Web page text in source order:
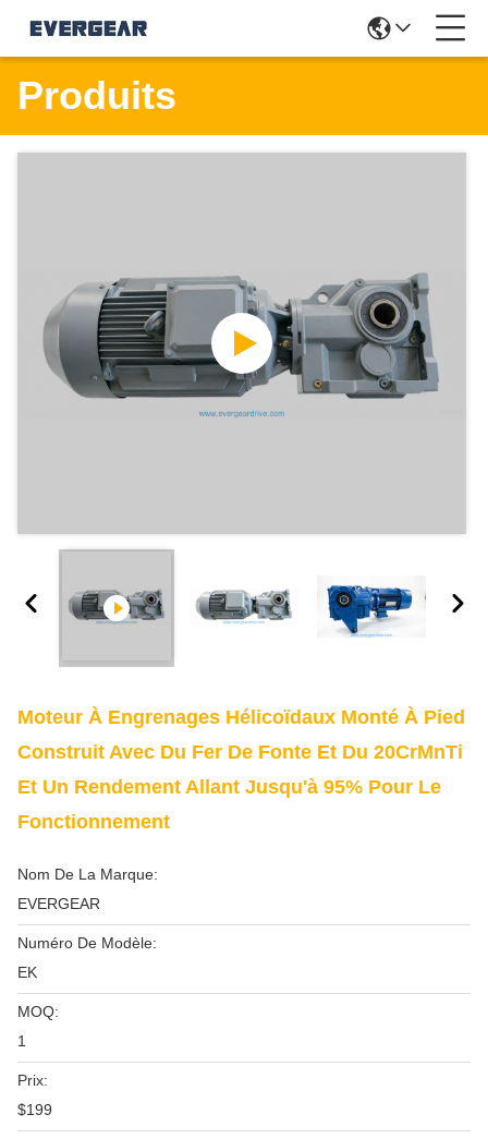
Produits
Moteur À Engrenages Hélicoïdaux Monté À Pied
Construit Avec Du Fer De Fonte Et Du 20CrMnTi
Et Un Rendement Allant Jusqu'à 95% Pour Le
Fonctionnement
Nom De La Marque:
EVERGEAR
Numéro De Modèle:
EK
MOQ:
1
Prix:
$199